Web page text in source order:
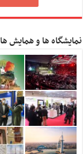
نمایشگاه ها و همایش ها